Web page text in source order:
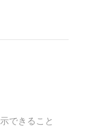
できること